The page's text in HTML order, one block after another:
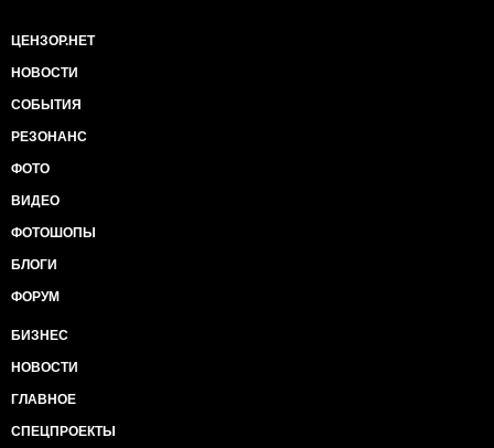
ЦЕНЗОР.НЕТ
НОВОСТИ
СОБЫТИЯ
РЕЗОНАНС
ФОТО
ВИДЕО
ФОТОШОПЫ
БЛОГИ
ФОРУМ
БИЗНЕС
НОВОСТИ
ГЛАВНОЕ
СПЕЦПРОЕКТЫ